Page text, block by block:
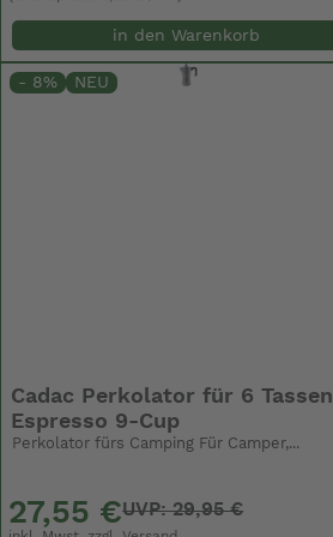
in den Warenkorb
- 8% NEU
Cadac Perkolator für 6 Tassen
Espresso 9-Cup
Perkolator fürs Camping Für Camper,...
27,55 €UVP: 29,95 €